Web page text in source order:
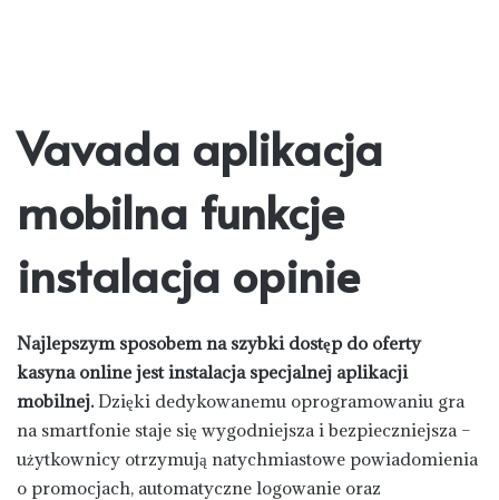
Vavada aplikacja
mobilna funkcje
instalacja opinie
Najlepszym sposobem na szybki dostęp do oferty
kasyna online jest instalacja specjalnej aplikacji
mobilnej. Dzięki dedykowanemu oprogramowaniu gra
na smartfonie staje się wygodniejsza i bezpieczniejsza –
użytkownicy otrzymują natychmiastowe powiadomienia
o promocjach, automatyczne logowanie oraz